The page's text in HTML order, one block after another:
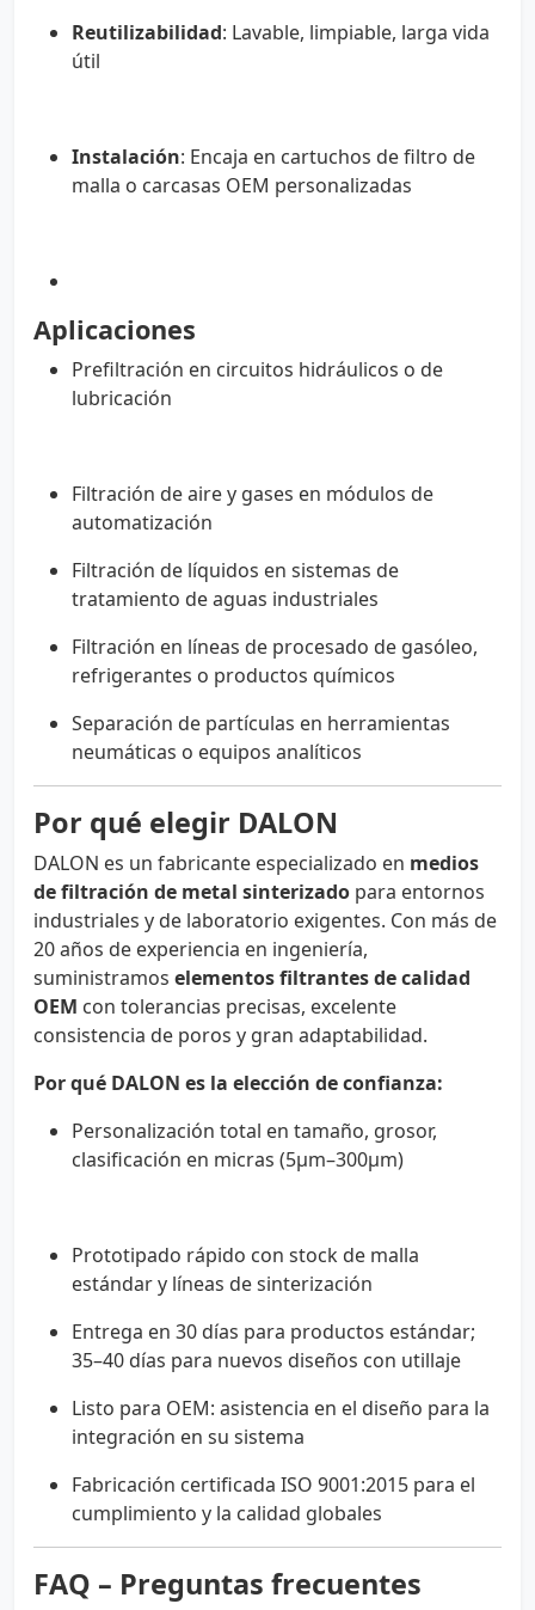
Reutilizabilidad: Lavable, limpiable, larga vida
útil
Instalación: Encaja en cartuchos de filtro de
malla o carcasas OEM personalizadas
Aplicaciones
Prefiltración en circuitos hidráulicos o de
lubricación
Filtración de aire y gases en módulos de
automatización
Filtración de líquidos en sistemas de
tratamiento de aguas industriales
Filtración en líneas de procesado de gasóleo,
refrigerantes o productos químicos
Separación de partículas en herramientas
neumáticas o equipos analíticos
Por qué elegir DALON
DALON es un fabricante especializado en medios
de filtración de metal sinterizado para entornos
industriales y de laboratorio exigentes. Con más de
20 años de experiencia en ingeniería,
suministramos elementos filtrantes de calidad
OEM con tolerancias precisas, excelente
consistencia de poros y gran adaptabilidad.
Por qué DALON es la elección de confianza:
Personalización total en tamaño, grosor,
clasificación en micras (5µm–300µm)
Prototipado rápido con stock de malla
estándar y líneas de sinterización
Entrega en 30 días para productos estándar;
35–40 días para nuevos diseños con utillaje
Listo para OEM: asistencia en el diseño para la
integración en su sistema
Fabricación certificada ISO 9001:2015 para el
cumplimiento y la calidad globales
FAQ – Preguntas frecuentes